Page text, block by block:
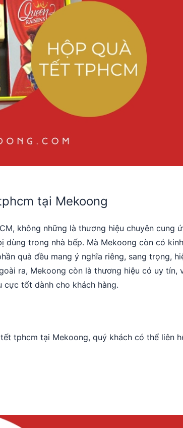
tại Mekoong
không những là thương hiệu chuyên cung
dùng trong nhà bếp. Mà Mekoong còn có
quà đều mang ý nghĩa riêng, sang trọng,
ra, Mekoong còn là thương hiệu có uy tín,
cực tốt dành cho khách hàng.
tphcm tại Mekoong, quý khách có thể liên